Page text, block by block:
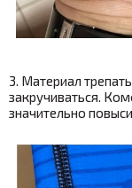
3. Материал
закручиваться.
значительно